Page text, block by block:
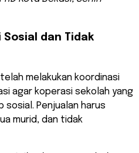
Sosial dan Tidak
melakukan koordinasi
agar koperasi sekolah yang
Penjualan harus
murid, dan tidak